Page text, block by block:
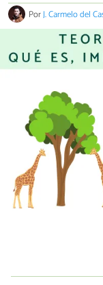
PorJ. Carmelo del